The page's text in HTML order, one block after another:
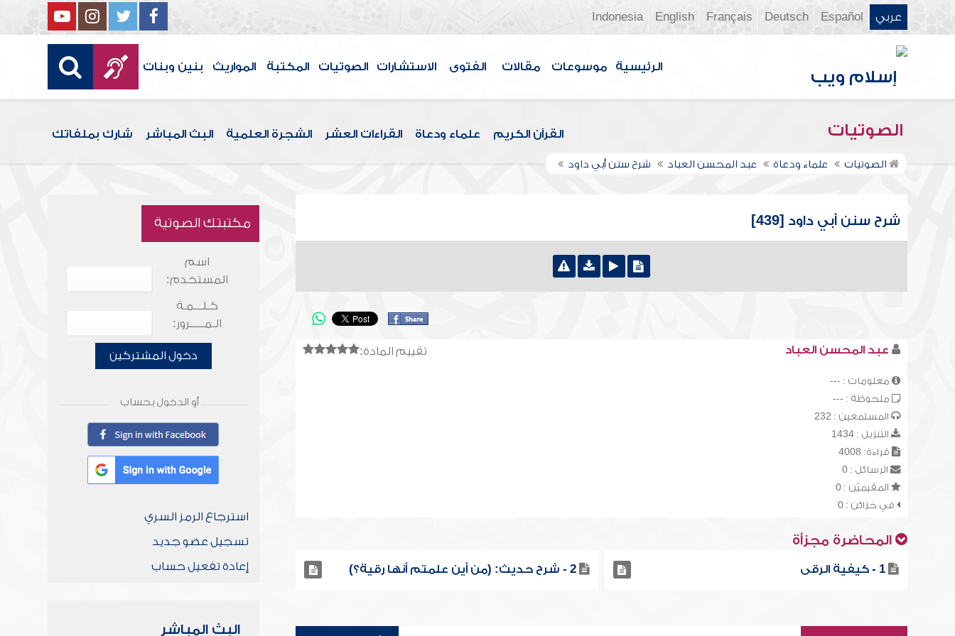
عربي Español
Deutsch
Français
English
Indonesia
الرئيسية موسوعات مقالات الفتوى الاستشارات الصوتيات المكتبة المواريث بنين وبنات
الصوتيات القرآن الكريم علماء ودعاة القراءات العشر الشجرة العلمية البث المباشر شارك بملفاتك
الصوتيات علماء ودعاة عبد المحسن العباد شرح سنن أبي داود
شرح سنن أبي داود [439]
تقييم المادة: عبد المحسن العباد
معلومات : ---
ملحوظة : ---
المستمعين : 232
التنزيل : 1434
قراءة: 4008
الرسائل : 0
المقيميّن : 0
في خزائن : 0
المحاضرة مجزأة
1 - كيفية الرقى 2 - شرح حديث: (من أين علمتم أنها رقية؟)
مكتبتك الصوتية
اسم
المستخدم:
كـلـــمـة
الـمـــــرور:
دخول المشتركين
أو الدخول بحساب
استرجاع الرمز السري
تسجيل عضو جديد
إعادة تفعيل حساب
البث المباشر